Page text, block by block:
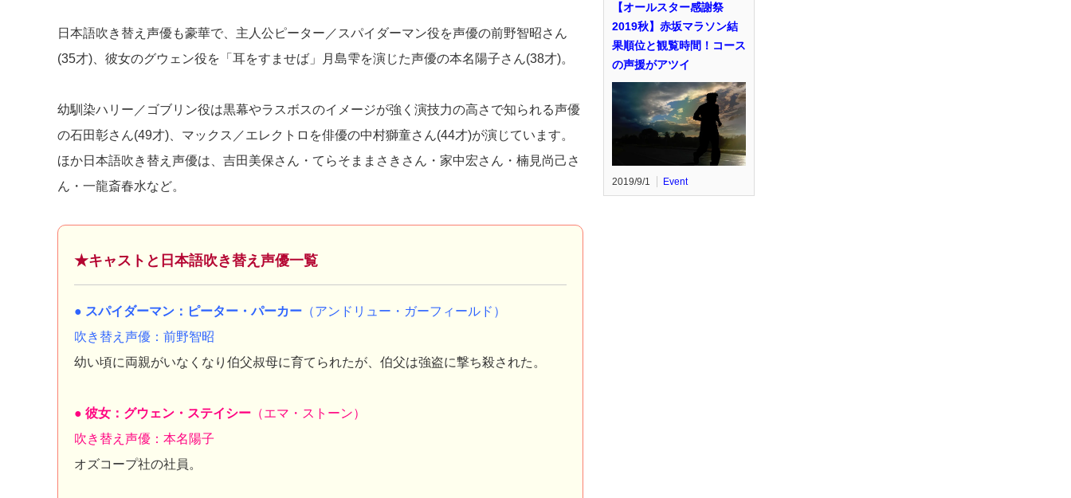
日本語吹き替え声優も豪華で、主人公ピーター／スパイダーマン役を声優の前野智昭さん
(35才)、彼女のグウェン役を「耳をすませば」月島雫を演じた声優の本名陽子さん(38才)。
幼馴染ハリー／ゴブリン役は黒幕やラスボスのイメージが強く演技力の高さで知られる声優
の石田彰さん(49才)、マックス／エレクトロを俳優の中村獅童さん(44才)が演じています。
ほか日本語吹き替え声優は、吉田美保さん・てらそままさきさん・家中宏さん・楠見尚己さ
ん・一龍斎春水など。
★キャストと日本語吹き替え声優一覧
● スパイダーマン：ピーター・パーカー （アンドリュー・ガーフィールド）
吹き替え声優：前野智昭
幼い頃に両親がいなくなり伯父叔母に育てられたが、伯父は強盗に撃ち殺された。
● 彼女：グウェン・ステイシー （エマ・ストーン）
吹き替え声優：本名陽子
オズコープ社の社員。
【オールスター感謝祭
2019秋】赤坂マラソン結
果順位と観覧時間！コース
の声援がアツイ
2019/9/1 Event